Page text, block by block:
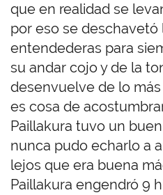
que en realidad se
por eso se deschavetó
entendederas para
su andar cojo y de la
desenvuelve de lo
es cosa de
Paillakura tuvo un
nunca pudo echarlo a
lejos que era buena
Paillakura engendró 9